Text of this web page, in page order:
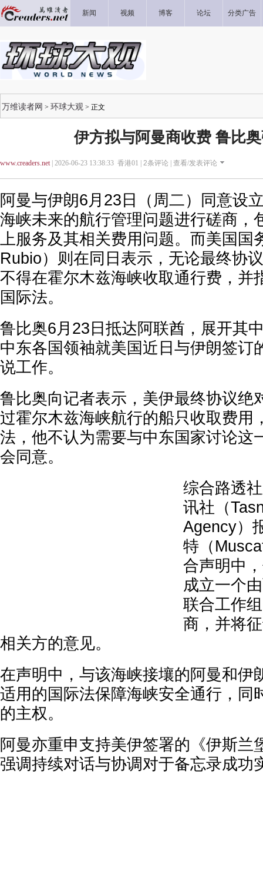
新闻 视频 博客 论坛 分类广告
万维读者网 > 环球大观 > 正文
伊方拟与阿曼商收费 鲁比
www.creaders.net| 2026-06-23 13:38:33 香港01 | 2条评论 | 查看/发表评论
阿曼与伊朗6月23日（周二）同意设
海峡未来的航行管理问题进行磋商，
上服务及其相关费用问题。而美国国
Rubio）则在同日表示，无论最终协
不得在霍尔木兹海峡收取通行费，并
国际法。
鲁比奥6月23日抵达阿联酋，展开其
中东各国领袖就美国近日与伊朗签订
说工作。
鲁比奥向记者表示，美伊最终协议绝
过霍尔木兹海峡航行的船只收取费用
法，他不认为需要与中东国家讨论这
会同意。
综合路透
讯社（
Agency）
特（
合声明中
成立一个
联合工作
商，并将
相关方的意见。
在声明中，与该海峡接壤的阿曼和伊
适用的国际法保障海峡安全通行，同
的主权。
阿曼亦重申支持美伊签署的《伊斯兰
强调持续对话与协调对于备忘录成功